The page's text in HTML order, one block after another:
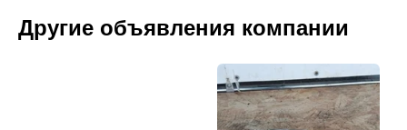
Другие объявления компании